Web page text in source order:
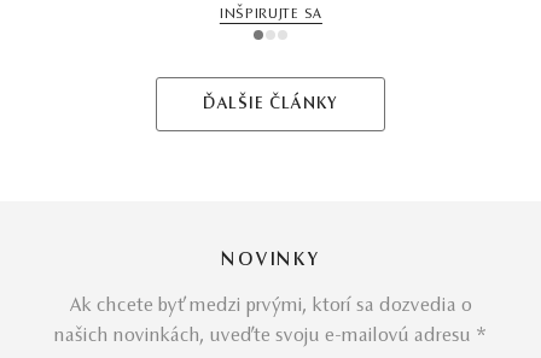
INŠPIRUJTE SA
1 2 3
ĎALŠIE ČLÁNKY
NOVINKY
Ak chcete byť medzi prvými, ktorí sa dozvedia o
našich novinkách, uveďte svoju e-mailovú adresu *